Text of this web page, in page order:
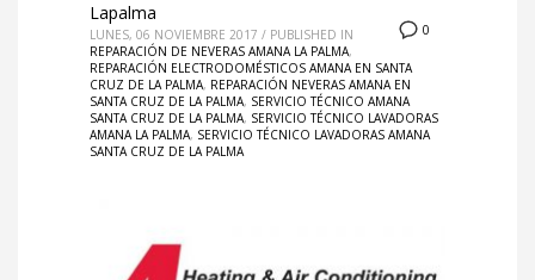
0
Lapalma
LUNES, 06 NOVIEMBRE 2017 / PUBLISHED IN
REPARACIÓN DE NEVERAS AMANA LA PALMA,
REPARACIÓN ELECTRODOMÉSTICOS AMANA EN SANTA
CRUZ DE LA PALMA, REPARACIÓN NEVERAS AMANA EN
SANTA CRUZ DE LA PALMA, SERVICIO TÉCNICO AMANA
SANTA CRUZ DE LA PALMA, SERVICIO TÉCNICO LAVADORAS
AMANA LA PALMA, SERVICIO TÉCNICO LAVADORAS AMANA
SANTA CRUZ DE LA PALMA